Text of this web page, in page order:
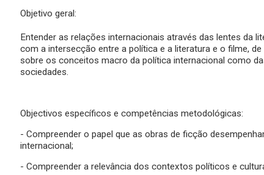
Objetivo geral:
Entender as relações internacionais através das lentes da
com a intersecção entre a política e a literatura e o filme,
sobre os conceitos macro da política internacional como
sociedades.
Objectivos específicos e competências metodológicas:
- Compreender o papel que as obras de ficção
internacional;
- Compreender a relevância dos contextos políticos e